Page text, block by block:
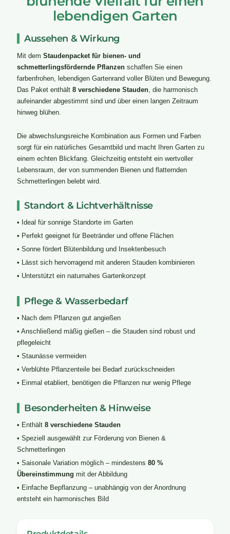
lebendigen Garten
Aussehen & Wirkung
Mit dem Staudenpacket für bienen- und
schmetterlingsfördernde Pflanzenschaffen Sie einen
farbenfrohen, lebendigen Gartenrand voller Blüten und Bewegung.
Das Paket enthält 8 verschiedene Stauden, die harmonisch
aufeinander abgestimmt sind und über einen langen Zeitraum
hinweg blühen.
Die abwechslungsreiche Kombination aus Formen und Farben
sorgt für ein natürliches Gesamtbild und macht Ihren Garten zu
einem echten Blickfang. Gleichzeitig entsteht ein wertvoller
Lebensraum, der von summenden Bienen und flatternden
Schmetterlingen belebt wird.
Standort & Lichtverhältnisse
• Ideal für sonnige Standorte im Garten
• Perfekt geeignet für Beetränder und offene Flächen
• Sonne fördert Blütenbildung und Insektenbesuch
• Lässt sich hervorragend mit anderen Stauden kombinieren
• Unterstützt ein naturnahes Gartenkonzept
Pflege & Wasserbedarf
• Nach dem Pflanzen gut angießen
• Anschließend mäßig gießen – die Stauden sind robust und
pflegeleicht
• Staunässe vermeiden
• Verblühte Pflanzenteile bei Bedarf zurückschneiden
• Einmal etabliert, benötigen die Pflanzen nur wenig Pflege
Besonderheiten & Hinweise
• Enthält 8 verschiedene Stauden
• Speziell ausgewählt zur Förderung von Bienen &
Schmetterlingen
• Saisonale Variation möglich – mindestens 80 %
Übereinstimmung mit der Abbildung
• Einfache Bepflanzung – unabhängig von der Anordnung
entsteht ein harmonisches Bild